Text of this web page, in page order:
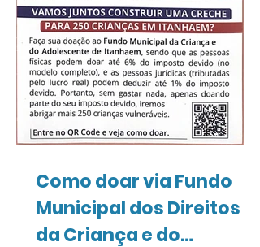
Como doar via Fundo
Municipal dos Direitos
da Criança e do